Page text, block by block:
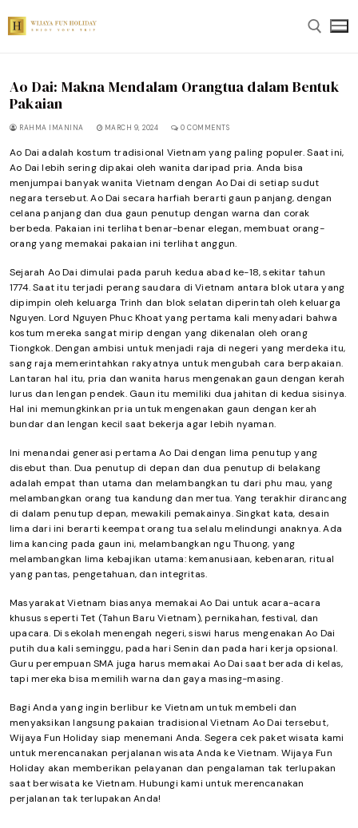
content
Search for:
Ao Dai: Makna Mendalam Orangtua dalam Bentuk
Pakaian
RAHMA IMANINA MARCH 9, 2024 0 COMMENTS
Ao Dai adalah kostum tradisional Vietnam yang paling populer. Saat ini,
Ao Dai lebih sering dipakai oleh wanita daripad pria. Anda bisa
menjumpai banyak wanita Vietnam dengan Ao Dai di setiap sudut
negara tersebut. Ao Dai secara harfiah berarti gaun panjang, dengan
celana panjang dan dua gaun penutup dengan warna dan corak
berbeda. Pakaian ini terlihat benar-benar elegan, membuat orang-
orang yang memakai pakaian ini terlihat anggun.
Sejarah Ao Dai dimulai pada paruh kedua abad ke-18, sekitar tahun
1774. Saat itu terjadi perang saudara di Vietnam antara blok utara yang
dipimpin oleh keluarga Trinh dan blok selatan diperintah oleh keluarga
Nguyen. Lord Nguyen Phuc Khoat yang pertama kali menyadari bahwa
kostum mereka sangat mirip dengan yang dikenalan oleh orang
Tiongkok. Dengan ambisi untuk menjadi raja di negeri yang merdeka itu,
sang raja memerintahkan rakyatnya untuk mengubah cara berpakaian.
Lantaran hal itu, pria dan wanita harus mengenakan gaun dengan kerah
lurus dan lengan pendek. Gaun itu memiliki dua jahitan di kedua sisinya.
Hal ini memungkinkan pria untuk mengenakan gaun dengan kerah
bundar dan lengan kecil saat bekerja agar lebih nyaman.
Ini menandai generasi pertama Ao Dai dengan lima penutup yang
disebut than. Dua penutup di depan dan dua penutup di belakang
adalah empat than utama dan melambangkan tu dari phu mau, yang
melambangkan orang tua kandung dan mertua. Yang terakhir dirancang
di dalam penutup depan, mewakili pemakainya. Singkat kata, desain
lima dari ini berarti keempat orang tua selalu melindungi anaknya. Ada
lima kancing pada gaun ini, melambangkan ngu Thuong, yang
melambangkan lima kebajikan utama: kemanusiaan, kebenaran, ritual
yang pantas, pengetahuan, dan integritas.
Masyarakat Vietnam biasanya memakai Ao Dai untuk acara-acara
khusus seperti Tet (Tahun Baru Vietnam), pernikahan, festival, dan
upacara. Di sekolah menengah negeri, siswi harus mengenakan Ao Dai
putih dua kali seminggu, pada hari Senin dan pada hari kerja opsional.
Guru perempuan SMA juga harus memakai Ao Dai saat berada di kelas,
tapi mereka bisa memilih warna dan gaya masing-masing.
Bagi Anda yang ingin berlibur ke Vietnam untuk membeli dan
menyaksikan langsung pakaian tradisional Vietnam Ao Dai tersebut,
Wijaya Fun Holiday siap menemani Anda. Segera cek paket wisata kami
untuk merencanakan perjalanan wisata Anda ke Vietnam. Wijaya Fun
Holiday akan memberikan pelayanan dan pengalaman tak terlupakan
saat berwisata ke Vietnam. Hubungi kami untuk merencanakan
perjalanan tak terlupakan Anda!